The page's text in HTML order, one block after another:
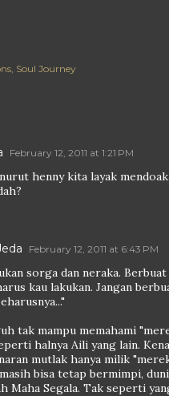
Soul Journey
February 12, 2011 at 1:21 PM
henny kita layak
February 12, 2011 at 6:43 PM
sorga dan neraka.
kau lakukan. Jangan
tak mampu memahami
halnya Aili yang lain.
mutlak hanya milik
bisa tetap bermimpi,
Maha Segala. Tak seperti